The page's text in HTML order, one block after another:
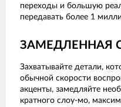
переходы и большую
передавать более 1
ЗАМЕДЛЕННАЯ
Захватывайте детали,
обычной скорости
акценты, замедляйте
кратного слоу-мо,